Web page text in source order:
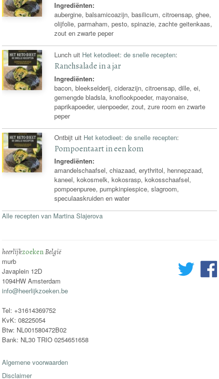
Ingrediënten:
aubergine, balsamicoazijn, basilicum, citroensap, ghee,
olijfolie, parmaham, pesto, spinazie, zachte geitenkaas,
zout en zwarte peper
Lunch uit Het ketodieet: de snelle recepten:
Ranchsalade in a jar
Ingrediënten:
bacon, bleekselderij, ciderazijn, citroensap, dille, ei,
gemengde bladsla, knoflookpoeder, mayonaise,
paprikapoeder, uienpoeder, zout, zure room en zwarte
peper
Ontbijt uit Het ketodieet: de snelle recepten:
Pompoentaart in een kom
Ingrediënten:
amandelschaafsel, chiazaad, erythritol, hennepzaad,
kaneel, kokosmelk, kokosrasp, kokosschaafsel,
pompoenpuree, pumpkinpiespice, slagroom,
speculaaskruiden en water
Alle recepten van Martina Slajerova
heerlijkzoekenBelgië
murb
Javaplein 12D
1094HW Amsterdam
info@heerlijkzoeken.be
Tel: +31614369752
KvK: 08225054
Btw: NL001580472B02
Bank: NL30 TRIO 0254651658
Algemene voorwaarden
Disclaimer